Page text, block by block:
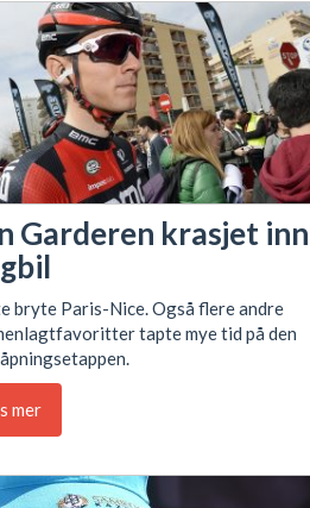
Garderen krasjet inn
bryte Paris-Nice. Også flere andre
tapte mye tid på den
mer